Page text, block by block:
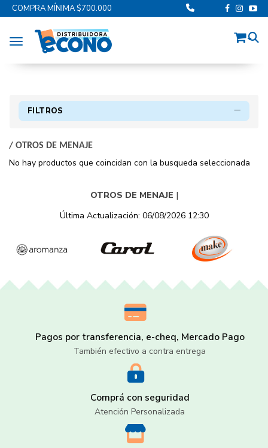
COMPRA MÍNIMA $700.000
Toggle navigation
FILTROS
/ OTROS DE MENAJE
No hay productos que coincidan con la busqueda seleccionada
OTROS DE MENAJE |
Última Actualización: 06/08/2026 12:30
Pagos por transferencia, e-cheq, Mercado Pago
También efectivo a contra entrega
Comprá con seguridad
Atención Personalizada